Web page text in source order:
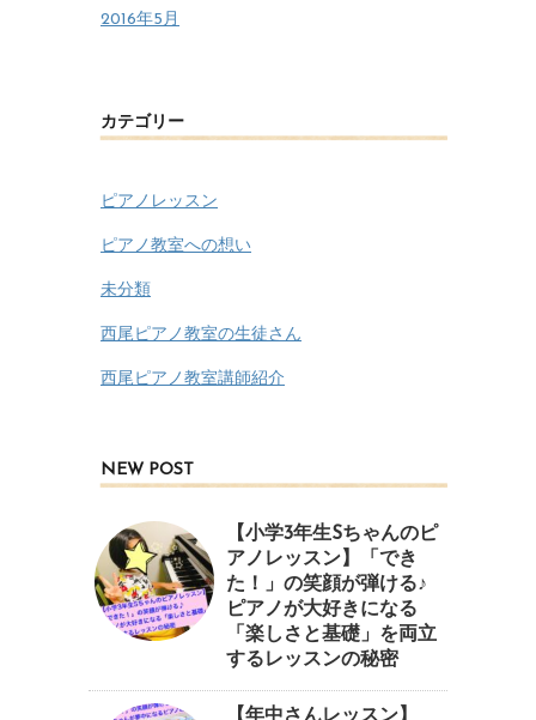
2016年5月
カテゴリー
ピアノレッスン
ピアノ教室への想い
未分類
西尾ピアノ教室の生徒さん
西尾ピアノ教室講師紹介
NEW POST
【小学3年生Sちゃんのピ
アノレッスン】「でき
た！」の笑顔が弾ける♪
ピアノが大好きになる
「楽しさと基礎」を両立
するレッスンの秘密